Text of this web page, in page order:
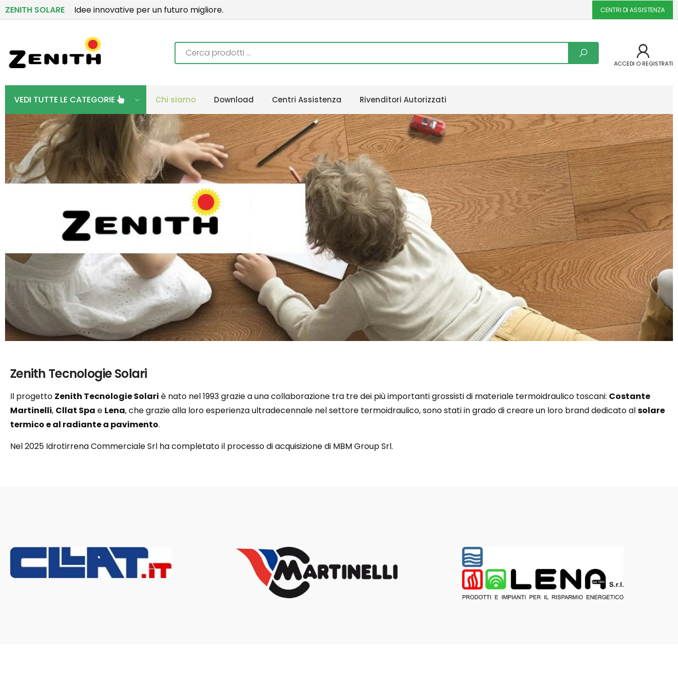
ZENITH SOLARE Idee innovative per un futuro migliore. CENTRI DI ASSISTENZA
Ricerca
ACCEDI O REGISTRATI
VEDI TUTTE LE CATEGORIE Chi siamo Download Centri Assistenza Rivenditori Autorizzati
Zenith Tecnologie Solari
Il progetto Zenith Tecnologie Solari è nato nel 1993 grazie a una collaborazione tra tre dei più importanti grossisti di materiale termoidraulico toscani: Costante
Martinelli, Cllat Spa e Lena, che grazie alla loro esperienza ultradecennale nel settore termoidraulico, sono stati in grado di creare un loro brand dedicato alsolare
termico e al radiante a pavimento.
Nel 2025 Idrotirrena Commerciale Srl ha completato il processo di acquisizione di MBM Group Srl.